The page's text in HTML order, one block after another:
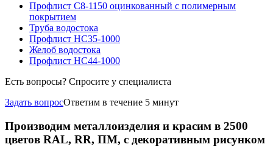
Профлист С8-1150 оцинкованный с полимерным
покрытием
Труба водостока
Профлист НС35-1000
Желоб водостока
Профлист НС44-1000
Есть вопросы? Спросите у специалиста
Задать вопросОтветим в течение 5 минут
Производим металлоизделия и красим в 2500
цветов RAL, RR, ПМ, с декоративным рисунком